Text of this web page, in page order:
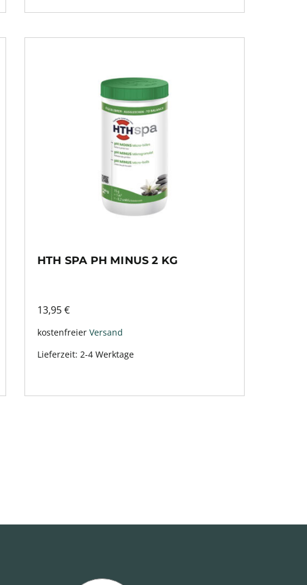
HTH SPA PH MINUS 2 KG
13,95€
kostenfreier Versand
Lieferzeit: 2-4 Werktage